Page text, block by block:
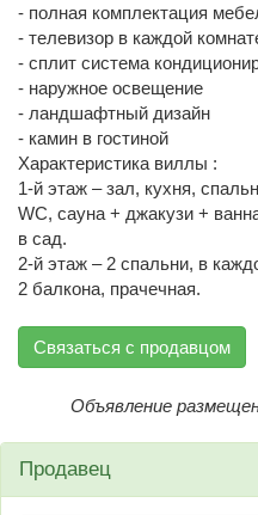
- полная комплектация
- телевизор в каждой
- сплит система
- наружное освещение
- ландшафтный дизайн
- камин в гостиной
Характеристика виллы :
1-й этаж – зал, кухня,
WC, сауна + джакузи +
в сад.
2-й этаж – 2 спальни, в
2 балкона, прачечная.
Связаться с продавцом
Объявление
Продавец